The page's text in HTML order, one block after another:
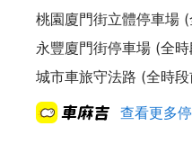
推出生铜锣烧以来，
等全国知名电视台与
第五届桃园十大伴手
桃園廈門街立體停車場
永豐廈門街停車場 (全
城市車旅守法路 (全時
查看更多